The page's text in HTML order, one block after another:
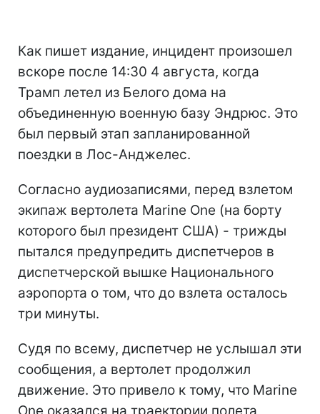
Как пишет издание, инцидент произошел
вскоре после 14:30 4 августа, когда
Трамп летел из Белого дома на
объединенную военную базу Эндрюс. Это
был первый этап запланированной
поездки в Лос-Анджелес.
Согласно аудиозаписями, перед взлетом
экипаж вертолета Marine One (на борту
которого был президент США) - трижды
пытался предупредить диспетчеров в
диспетчерской вышке Национального
аэропорта о том, что до взлета осталось
три минуты.
Судя по всему, диспетчер не услышал эти
сообщения, а вертолет продолжил
движение. Это привело к тому, что Marine